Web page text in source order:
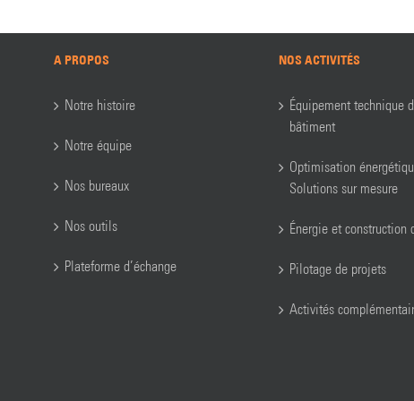
A PROPOS
Notre histoire
Notre équipe
Nos bureaux
Nos outils
Plateforme d’échange
NOS ACTIVITÉS
Équipement technique
bâtiment
Optimisation
Solutions sur mesure
Énergie et construction
Pilotage de projets
Activités